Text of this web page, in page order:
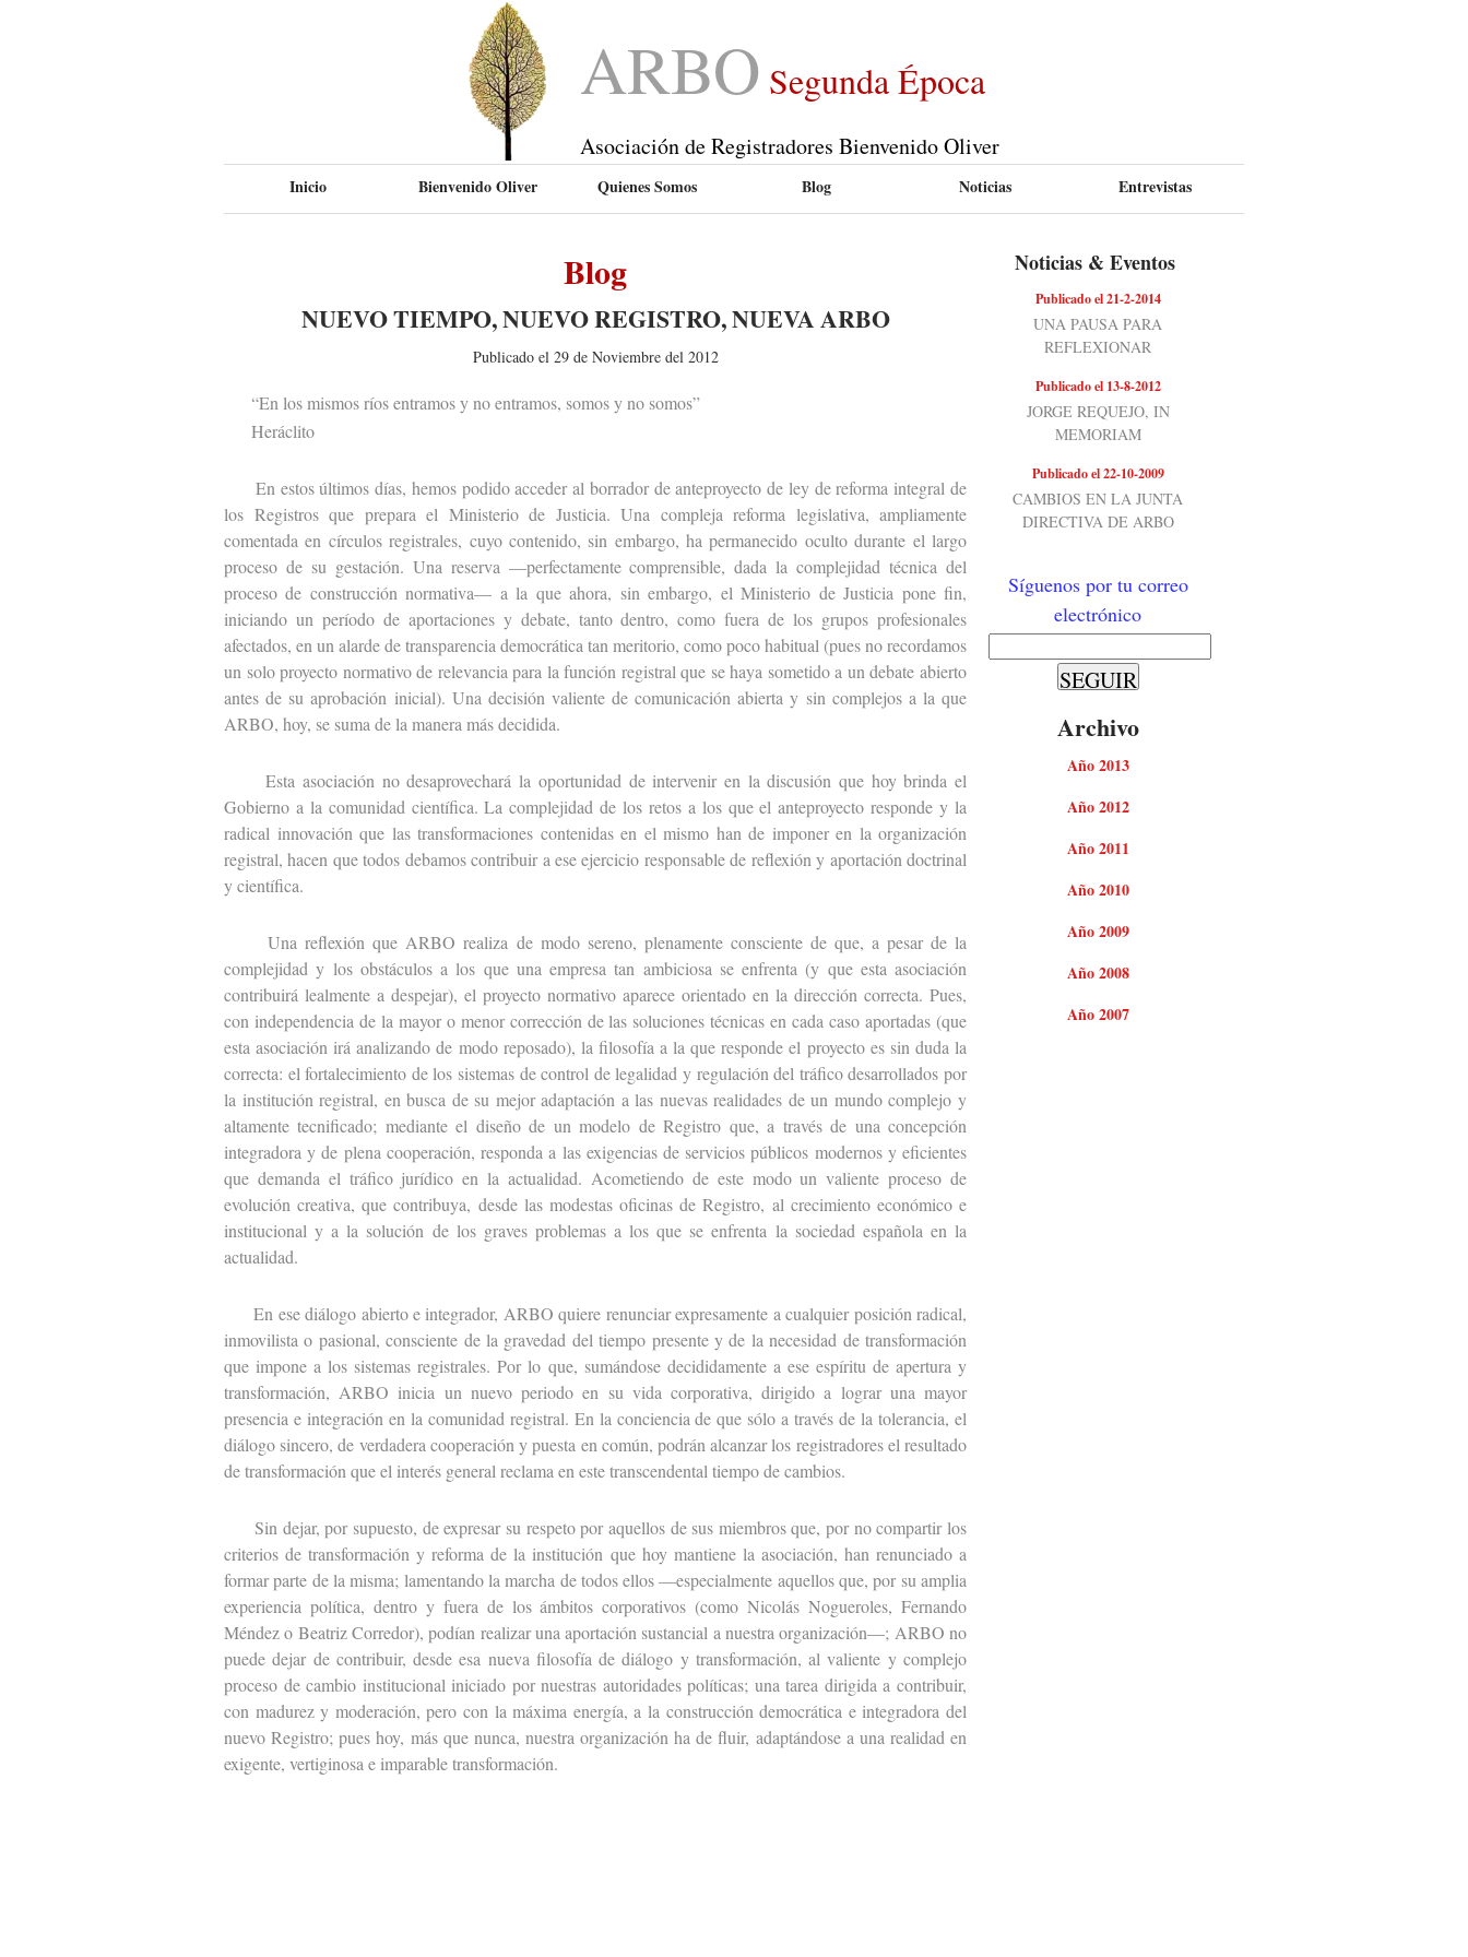
ARBO Segunda Época
Asociación de Registradores Bienvenido Oliver
Inicio Bienvenido Oliver Quienes Somos Blog Noticias Entrevistas
Blog
NUEVO TIEMPO, NUEVO REGISTRO, NUEVA ARBO
Publicado el 29 de Noviembre del 2012
“En los mismos ríos entramos y no entramos, somos y no somos”
Heráclito
En estos últimos días, hemos podido acceder al borrador de anteproyecto de ley de reforma integral de
los Registros que prepara el Ministerio de Justicia. Una compleja reforma legislativa, ampliamente
comentada en círculos registrales, cuyo contenido, sin embargo, ha permanecido oculto durante el largo
proceso de su gestación. Una reserva —perfectamente comprensible, dada la complejidad técnica del
proceso de construcción normativa— a la que ahora, sin embargo, el Ministerio de Justicia pone fin,
iniciando un período de aportaciones y debate, tanto dentro, como fuera de los grupos profesionales
afectados, en un alarde de transparencia democrática tan meritorio, como poco habitual (pues no recordamos
un solo proyecto normativo de relevancia para la función registral que se haya sometido a un debate abierto
antes de su aprobación inicial). Una decisión valiente de comunicación abierta y sin complejos a la que
ARBO, hoy, se suma de la manera más decidida.
Esta asociación no desaprovechará la oportunidad de intervenir en la discusión que hoy brinda el
Gobierno a la comunidad científica. La complejidad de los retos a los que el anteproyecto responde y la
radical innovación que las transformaciones contenidas en el mismo han de imponer en la organización
registral, hacen que todos debamos contribuir a ese ejercicio responsable de reflexión y aportación doctrinal
y científica.
Una reflexión que ARBO realiza de modo sereno, plenamente consciente de que, a pesar de la
complejidad y los obstáculos a los que una empresa tan ambiciosa se enfrenta (y que esta asociación
contribuirá lealmente a despejar), el proyecto normativo aparece orientado en la dirección correcta. Pues,
con independencia de la mayor o menor corrección de las soluciones técnicas en cada caso aportadas (que
esta asociación irá analizando de modo reposado), la filosofía a la que responde el proyecto es sin duda la
correcta: el fortalecimiento de los sistemas de control de legalidad y regulación del tráfico desarrollados por
la institución registral, en busca de su mejor adaptación a las nuevas realidades de un mundo complejo y
altamente tecnificado; mediante el diseño de un modelo de Registro que, a través de una concepción
integradora y de plena cooperación, responda a las exigencias de servicios públicos modernos y eficientes
que demanda el tráfico jurídico en la actualidad. Acometiendo de este modo un valiente proceso de
evolución creativa, que contribuya, desde las modestas oficinas de Registro, al crecimiento económico e
institucional y a la solución de los graves problemas a los que se enfrenta la sociedad española en la
actualidad.
En ese diálogo abierto e integrador, ARBO quiere renunciar expresamente a cualquier posición radical,
inmovilista o pasional, consciente de la gravedad del tiempo presente y de la necesidad de transformación
que impone a los sistemas registrales. Por lo que, sumándose decididamente a ese espíritu de apertura y
transformación, ARBO inicia un nuevo periodo en su vida corporativa, dirigido a lograr una mayor
presencia e integración en la comunidad registral. En la conciencia de que sólo a través de la tolerancia, el
diálogo sincero, de verdadera cooperación y puesta en común, podrán alcanzar los registradores el resultado
de transformación que el interés general reclama en este transcendental tiempo de cambios.
Sin dejar, por supuesto, de expresar su respeto por aquellos de sus miembros que, por no compartir los
criterios de transformación y reforma de la institución que hoy mantiene la asociación, han renunciado a
formar parte de la misma; lamentando la marcha de todos ellos —especialmente aquellos que, por su amplia
experiencia política, dentro y fuera de los ámbitos corporativos (como Nicolás Nogueroles, Fernando
Méndez o Beatriz Corredor), podían realizar una aportación sustancial a nuestra organización—; ARBO no
puede dejar de contribuir, desde esa nueva filosofía de diálogo y transformación, al valiente y complejo
proceso de cambio institucional iniciado por nuestras autoridades políticas; una tarea dirigida a contribuir,
con madurez y moderación, pero con la máxima energía, a la construcción democrática e integradora del
nuevo Registro; pues hoy, más que nunca, nuestra organización ha de fluir, adaptándose a una realidad en
exigente, vertiginosa e imparable transformación.
Noticias & Eventos
Publicado el 21-2-2014
UNA PAUSA PARA
REFLEXIONAR
Publicado el 13-8-2012
JORGE REQUEJO, IN
MEMORIAM
Publicado el 22-10-2009
CAMBIOS EN LA JUNTA
DIRECTIVA DE ARBO
Síguenos por tu correo
electrónico
Archivo
Año 2013
Año 2012
Año 2011
Año 2010
Año 2009
Año 2008
Año 2007